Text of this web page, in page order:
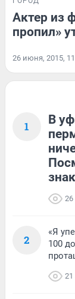
Актер из
пропил»
26 июня, 2015,
1
В
26
2
«Я
100
21